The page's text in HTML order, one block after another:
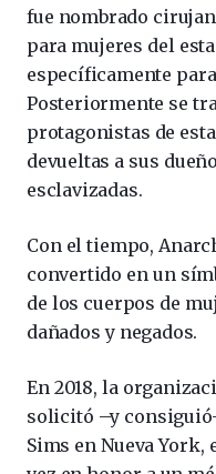
fue nombrado
para mujeres del
específicamente
Posteriormente se
protagonistas de
devueltas a sus
esclavizadas.
Con el tiempo,
convertido en un
de los cuerpos de
dañados y negados.
En 2018, la
solicitó –y
Sims en Nueva